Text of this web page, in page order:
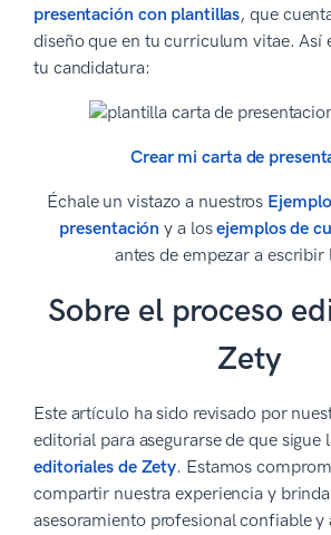
presentación con plantillas, que
diseño que en tu curriculum vitae. Así
tu candidatura:
Crear mi carta de
Échale un vistazo a nuestros
presentación y a losejemplos de
antes de empezar a escribir
Sobre el proceso
Zety
Este artículo ha sido revisado por
editorial para asegurarse de que sigue
editoriales de Zety. Estamos
compartir nuestra experiencia y
asesoramiento profesional confiable y